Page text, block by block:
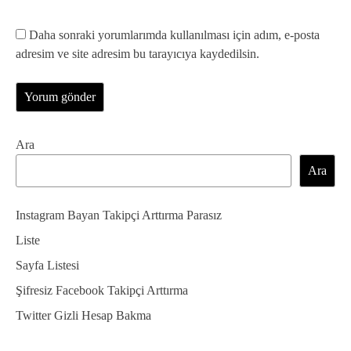
Daha sonraki yorumlarımda kullanılması için adım, e-posta
adresim ve site adresim bu tarayıcıya kaydedilsin.
Ara
Ara
Instagram Bayan Takipçi Arttırma Parasız
Liste
Sayfa Listesi
Şifresiz Facebook Takipçi Arttırma
Twitter Gizli Hesap Bakma